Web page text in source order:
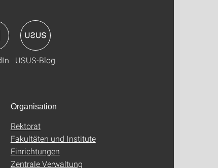
USUS-Blog
Organisation
Rektorat
Fakultäten und Institute
Einrichtungen
Zentrale Verwaltung